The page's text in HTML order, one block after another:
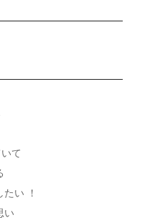
て
い ！
い